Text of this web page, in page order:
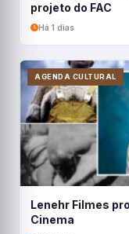
projeto do FAC
Há 1 dias
AGENDA CULTURAL
Lenehr Filmes
Cinema